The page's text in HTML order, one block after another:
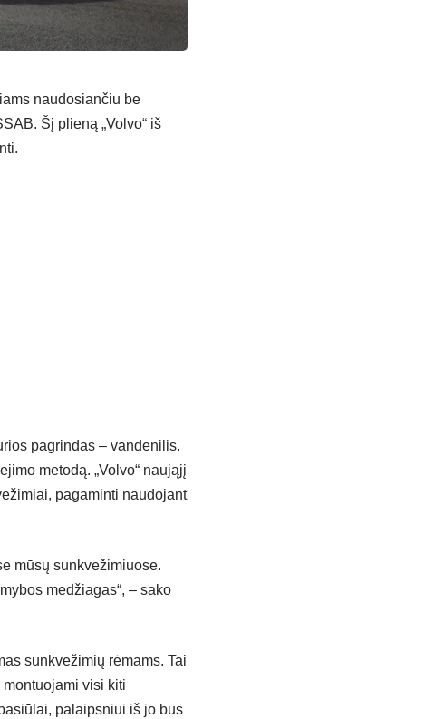
naudosiančiu be
Šį plieną „Volvo“ iš
pagrindas – vandenilis.
metodą. „Volvo“ naująjį
pagaminti naudojant
mūsų sunkvežimiuose.
medžiagas“, – sako
sunkvežimių rėmams. Tai
visi kiti
palaipsniui iš jo bus